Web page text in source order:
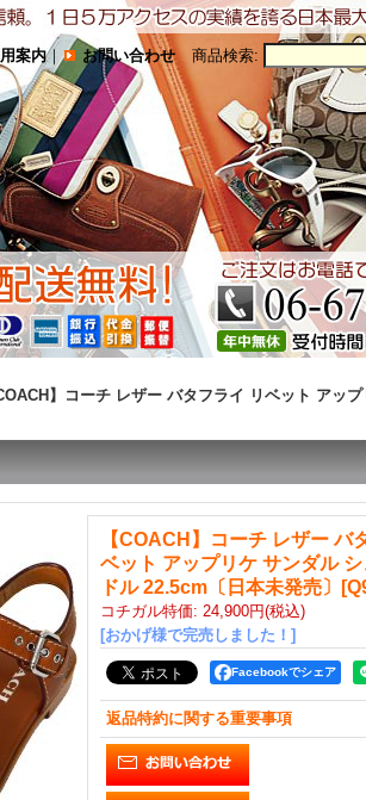
案内｜ お問い合わせ 商品検索:
】コーチ レザー バタフライ リベット アッ
【COACH】コーチ レザー バ
ベット アップリケ サンダル
ドル 22.5cm〔日本未発売〕
[
コチガル特価: 24,900円(税込)
[おかげ様で完売しました！]
Facebookでシェア
返品特約に関する重要事項